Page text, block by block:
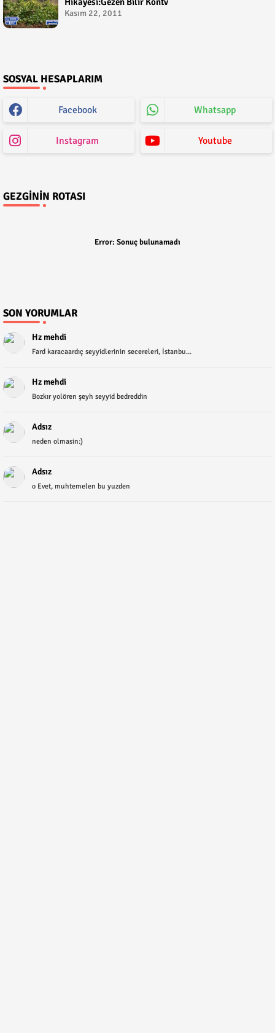
Kasım 22, 2011
SOSYAL HESAPLARIM
Facebook Whatsapp
Instagram Youtube
GEZGININ ROTASI
Error: Sonuç bulunamadı
SON YORUMLAR
Hz mehdi
Fard karacaardıç seyyidlerinin secereleri, İstanbu...
Hz mehdi
Bozkır yolören şeyh seyyid bedreddin
Adsız
neden olmasin:)
Adsız
o Evet, muhtemelen bu yuzden